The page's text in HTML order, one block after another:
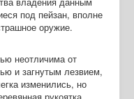
под пейзан, вполне
оружие.
неотличима от
и загнутым лезвием,
изменились, но